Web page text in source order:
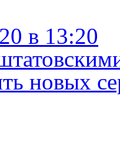
в 13:20
новых